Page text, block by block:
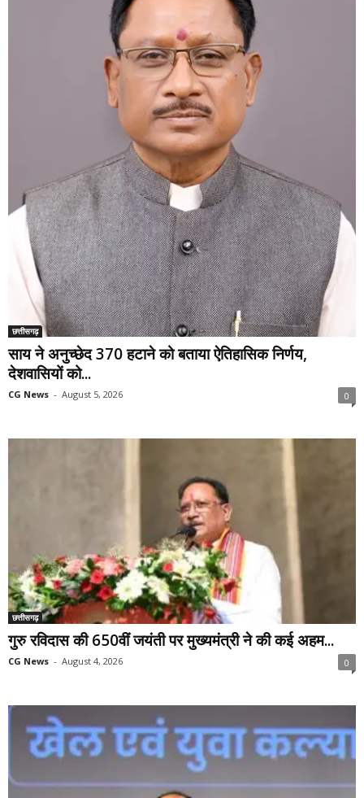
छत्तीसगढ़
साय ने अनुच्छेद 370 हटाने को बताया ऐतिहासिक निर्णय,
देशवासियों को...
CG News - August 5, 2026 0
छत्तीसगढ़
गुरु रविदास की 650वीं जयंती पर मुख्यमंत्री ने की कई अहम...
CG News - August 4, 2026 0